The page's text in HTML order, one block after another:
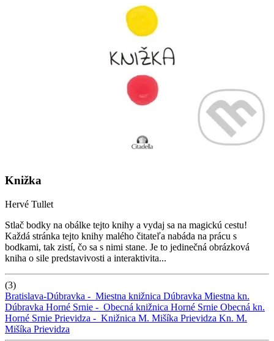
Knižka
Hervé Tullet
Stlač bodky na obálke tejto knihy a vydaj sa na magickú cestu!
Každá stránka tejto knihy malého čitateľa nabáda na prácu s
bodkami, tak zistí, čo sa s nimi stane. Je to jedinečná obrázková
kniha o sile predstavivosti a interaktivita...
(3)
Bratislava-Dúbravka - Miestna knižnica Dúbravka Miestna kn.
Dúbravka Horné Srnie - Obecná knižnica Horné Srnie Obecná kn.
Horné Srnie Prievidza - Knižnica M. Mišíka Prievidza Kn. M.
Mišíka Prievidza